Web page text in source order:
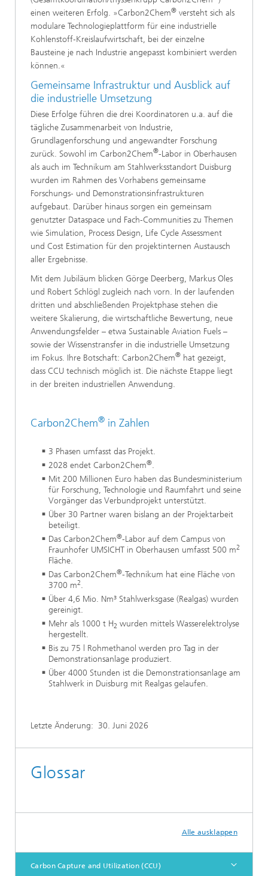
einen weiteren Erfolg. »Carbon2Chem® versteht sich als
modulare Technologieplattform für eine industrielle
Kohlenstoff‑Kreislaufwirtschaft, bei der einzelne
Bausteine je nach Industrie angepasst kombiniert werden
können.«
Gemeinsame Infrastruktur und Ausblick auf
die industrielle Umsetzung
Diese Erfolge führen die drei Koordinatoren u.a. auf die
tägliche Zusammenarbeit von Industrie,
Grundlagenforschung und angewandter Forschung
zurück. Sowohl im Carbon2Chem®-Labor in Oberhausen
als auch im Technikum am Stahlwerksstandort Duisburg
wurden im Rahmen des Vorhabens gemeinsame
Forschungs‑ und Demonstrationsinfrastrukturen
aufgebaut. Darüber hinaus sorgen ein gemeinsam
genutzter Dataspace und Fach-Communities zu Themen
wie Simulation, Process Design, Life Cycle Assessment
und Cost Estimation für den projektinternen Austausch
aller Ergebnisse.
Mit dem Jubiläum blicken Görge Deerberg, Markus Oles
und Robert Schlögl zugleich nach vorn. In der laufenden
dritten und abschließenden Projektphase stehen die
weitere Skalierung, die wirtschaftliche Bewertung, neue
Anwendungsfelder – etwa Sustainable Aviation Fuels –
sowie der Wissenstransfer in die industrielle Umsetzung
im Fokus. Ihre Botschaft: Carbon2Chem® hat gezeigt,
dass CCU technisch möglich ist. Die nächste Etappe liegt
in der breiten industriellen Anwendung.
Carbon2Chem® in Zahlen
3 Phasen umfasst das Projekt.
2028 endet Carbon2Chem®.
Mit 200 Millionen Euro haben das Bundesministerium
für Forschung, Technologie und Raumfahrt und seine
Vorgänger das Verbundprojekt unterstützt.
Über 30 Partner waren bislang an der Projektarbeit
beteiligt.
Das Carbon2Chem®-Labor auf dem Campus von
Fraunhofer UMSICHT in Oberhausen umfasst 500 m2
Fläche.
Das Carbon2Chem®-Technikum hat eine Fläche von
3700 m2.
Über 4,6 Mio. Nm³ Stahlwerksgase (Realgas) wurden
gereinigt.
Mehr als 1000 t H2 wurden mittels Wasserelektrolyse
hergestellt.
Bis zu 75 l Rohmethanol werden pro Tag in der
Demonstrationsanlage produziert.
Über 4000 Stunden ist die Demonstrationsanlage am
Stahlwerk in Duisburg mit Realgas gelaufen.
Letzte Änderung: 30. Juni 2026
Glossar
Alle ausklappen
Carbon Capture and Utilization (CCU)